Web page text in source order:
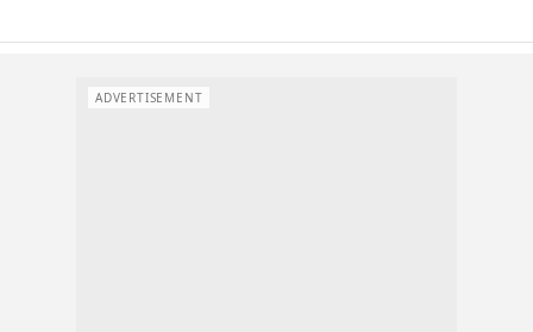
ADVERTISEMENT